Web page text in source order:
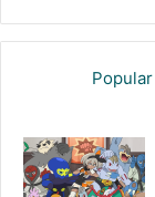
Popular